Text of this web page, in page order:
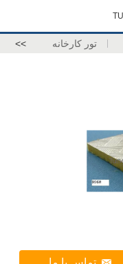
تور کارخانه >>